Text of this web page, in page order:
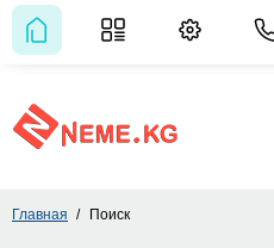
Главная Поиск